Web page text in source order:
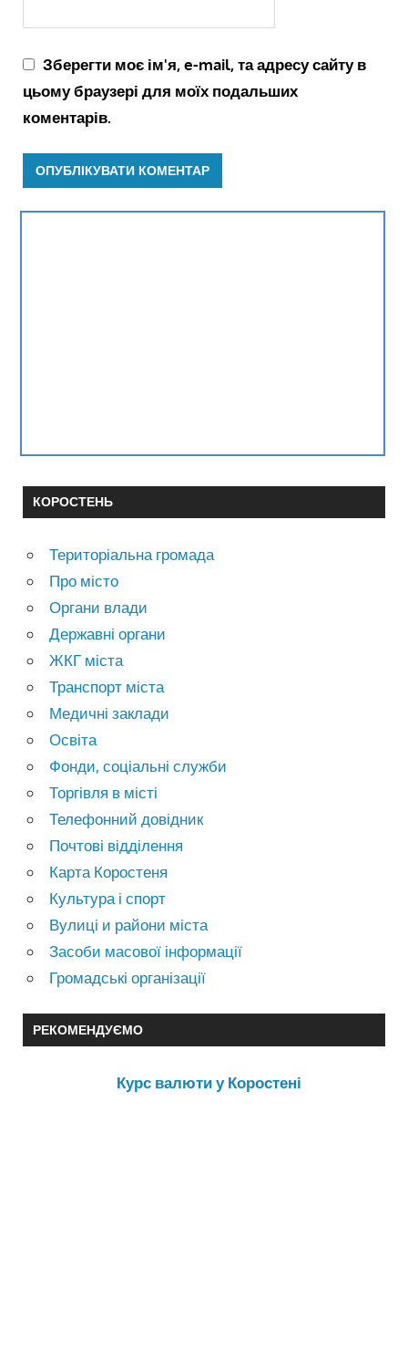
Зберегти моє ім'я, e-mail, та адресу сайту в
цьому браузері для моїх подальших
коментарів.
КОРОСТЕНЬ
Територіальна громада
Про місто
Органи влади
Державні органи
ЖКГ міста
Транспорт міста
Медичні заклади
Освіта
Фонди, соціальні служби
Торгівля в місті
Телефонний довідник
Почтові відділення
Карта Коростеня
Культура і спорт
Вулиці и райони міста
Засоби масової інформації
Громадські організації
РЕКОМЕНДУЄМО
Курс валюти у Коростені